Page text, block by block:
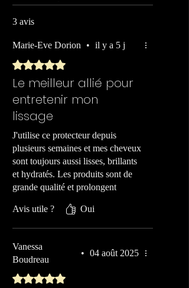
3 avis
Marie-Eve Dorion • il y a 5 j
Noté 5 sur 5.
Le meilleur allié pour
entretenir mon
lissage
J'utilise ce protecteur depuis
plusieurs semaines et mes cheveux
sont toujours aussi lisses, brillants
et hydratés. Les produits sont de
grande qualité et prolongent
lissage. Je le recommande sans
hésiter!
Avis utile ? Oui
Vanessa
Boudreau
• 04 août 2025
Noté 5 sur 5.